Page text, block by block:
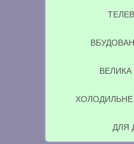
ВЕЛИКА
ДЛЯ